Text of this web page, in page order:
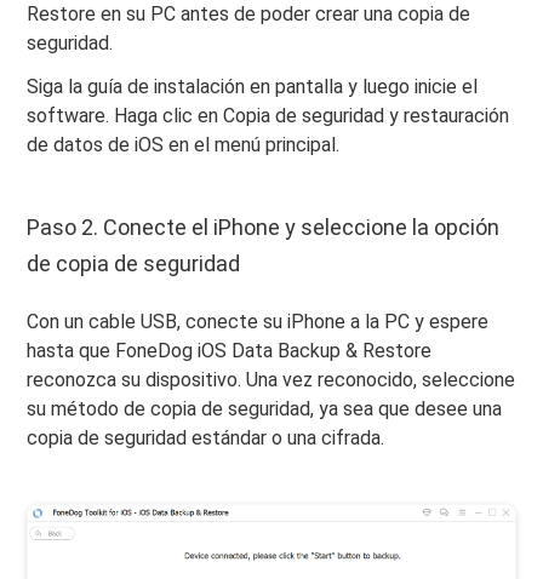
Restore en su PC antes de poder crear una copia de
seguridad.
Siga la guía de instalación en pantalla y luego inicie el
software. Haga clic en Copia de seguridad y restauración
de datos de iOS en el menú principal.
Paso 2. Conecte el iPhone y seleccione la opción
de copia de seguridad
Con un cable USB, conecte su iPhone a la PC y espere
hasta que FoneDog iOS Data Backup & Restore
reconozca su dispositivo. Una vez reconocido, seleccione
su método de copia de seguridad, ya sea que desee una
copia de seguridad estándar o una cifrada.